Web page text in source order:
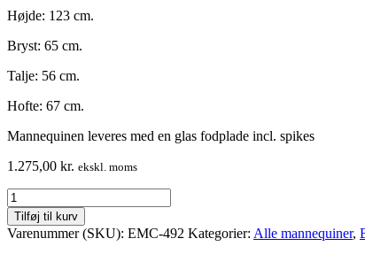
Højde: 123 cm.
Bryst: 65 cm.
Talje: 56 cm.
Hofte: 67 cm.
Mannequinen leveres med en glas fodplade incl. spikes
1.275,00 kr. ekskl. moms
Barne
mannequin
–
unisex
Tilføj til kurv
Varenummer (SKU): EMC-492 Kategorier: Alle mannequiner,